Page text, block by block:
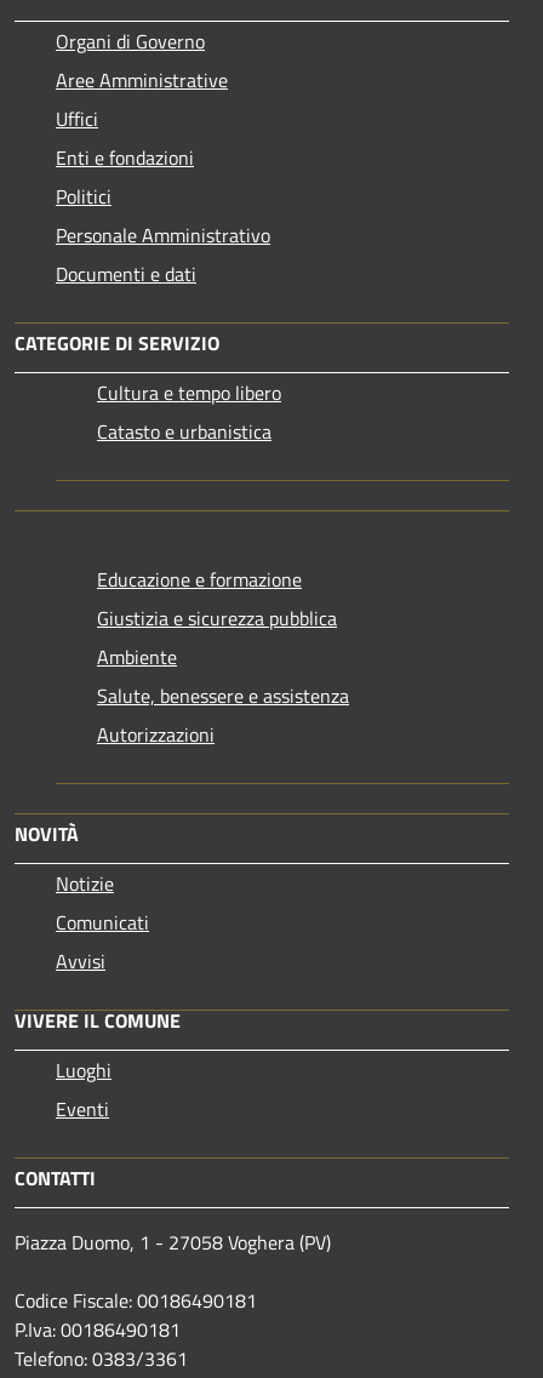
Organi di Governo
Aree Amministrative
Uffici
Enti e fondazioni
Politici
Personale Amministrativo
Documenti e dati
CATEGORIE DI SERVIZIO
Cultura e tempo libero
Catasto e urbanistica
Educazione e formazione
Giustizia e sicurezza pubblica
Ambiente
Salute, benessere e assistenza
Autorizzazioni
NOVITÀ
Notizie
Comunicati
Avvisi
VIVERE IL COMUNE
Luoghi
Eventi
CONTATTI
Piazza Duomo, 1 - 27058 Voghera (PV)
Codice Fiscale: 00186490181
P.Iva: 00186490181
Telefono:0383/3361